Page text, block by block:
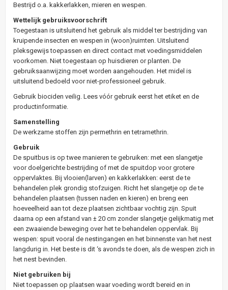
Bestrijd o.a. kakkerlakken, mieren en wespen.
Wettelijk gebruiksvoorschrift
Toegestaan is uitsluitend het gebruik als middel ter bestrijding van
kruipende insecten en wespen in (woon)ruimten. Uitsluitend
pleksgewijs toepassen en direct contact met voedingsmiddelen
voorkomen. Niet toegestaan op huisdieren or planten. De
gebruiksaanwijzing moet worden aangehouden. Het midel is
uitsluitend bedoeld voor niet-professioneel gebruik.
Gebruik biociden veilig. Lees vóór gebruik eerst het etiket en de
productinformatie.
Samenstelling
De werkzame stoffen zijn permethrin en tetramethrin.
Gebruik
De spuitbus is op twee manieren te gebruiken: met een slangetje
voor doelgerichte bestrijding of met de spuitdop voor grotere
oppervlaktes. Bij vlooien(larven) en kakkerlakken: eerst de te
behandelen plek grondig stofzuigen. Richt het slangetje op de te
behandelen plaatsen (tussen naden en kieren) en breng een
hoeveelheid aan tot deze plaatsen zichtbaar vochtig zijn. Spuit
daarna op een afstand van ± 20 cm zonder slangetje gelijkmatig met
een zwaaiende beweging over het te behandelen oppervlak. Bij
wespen: spuit vooral de nestingangen en het binnenste van het nest
langdurig in. Het beste is dit ‘s avonds te doen, als de wespen zich in
het nest bevinden.
Niet gebruiken bij
Niet toepassen op plaatsen waar voeding wordt bereid en in